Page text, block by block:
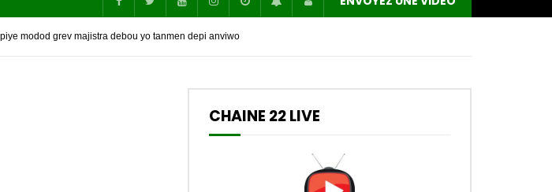
modod grev majistra debou yo tanmen depi anviwo
CHAINE 22 LIVE